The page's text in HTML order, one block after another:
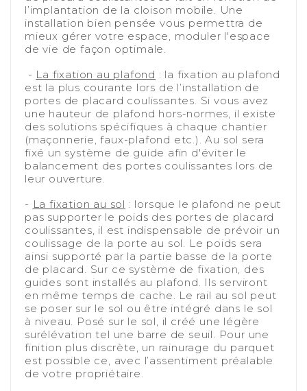
l’implantation de la cloison mobile. Une
installation bien pensée vous permettra de
mieux gérer votre espace, moduler l'espace
de vie de façon optimale.
- La fixation au plafond : la fixation au plafond
est la plus courante lors de l’installation de
portes de placard coulissantes. Si vous avez
une hauteur de plafond hors-normes, il existe
des solutions spécifiques à chaque chantier
(maçonnerie, faux-plafond etc.). Au sol sera
fixé un système de guide afin d'éviter le
balancement des portes coulissantes lors de
leur ouverture.
- La fixation au sol : lorsque le plafond ne peut
pas supporter le poids des portes de placard
coulissantes, il est indispensable de prévoir un
coulissage de la porte au sol. Le poids sera
ainsi supporté par la partie basse de la porte
de placard. Sur ce système de fixation, des
guides sont installés au plafond. Ils serviront
en même temps de cache. Le rail au sol peut
se poser sur le sol ou être intégré dans le sol
à niveau. Posé sur le sol, il créé une légère
surélévation tel une barre de seuil. Pour une
finition plus discrète, un rainurage du parquet
est possible ce, avec l’assentiment préalable
de votre propriétaire.